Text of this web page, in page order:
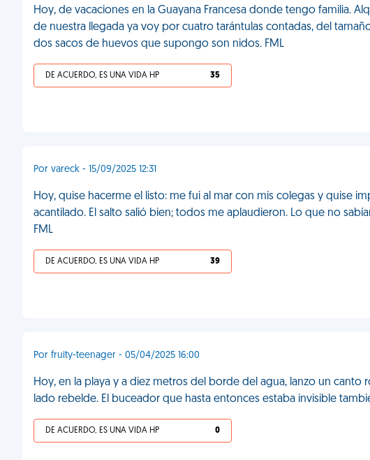
Hoy, de vacaciones en la Guayana Francesa donde tengo familia.
de nuestra llegada ya voy por cuatro tarántulas contadas, del
dos sacos de huevos que supongo son nidos. FML
DE ACUERDO, ES UNA VIDA HP 35
Por vareck - 15/09/2025 12:31
Hoy, quise hacerme el listo: me fui al mar con mis colegas y quise
acantilado. El salto salió bien; todos me aplaudieron. Lo que no
FML
DE ACUERDO, ES UNA VIDA HP 39
Por fruity-teenager - 05/04/2025 16:00
Hoy, en la playa y a diez metros del borde del agua, lanzo un canto
lado rebelde. El buceador que hasta entonces estaba invisible
DE ACUERDO, ES UNA VIDA HP 0